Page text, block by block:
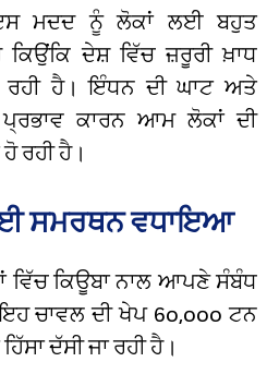
ਮਦਦ ਨੂੰ ਲੋਕਾਂ ਲਈ ਬਹੁਤ
ਦੇਸ਼ ਵਿੱਚ ਜ਼ਰੂਰੀ ਖ਼ਾਧ
ਰਹੀ ਹੈ। ਇੰਧਨ ਦੀ ਘਾਟ ਅਤੇ
ਕਾਰਨ ਆਮ ਲੋਕਾਂ ਦੀ
ਰਹੀ ਹੈ।
ਸਮਰਥਨ ਵਧਾਇਆ
ਵਿੱਚ ਕਿਊਬਾ ਨਾਲ ਆਪਣੇ ਸੰਬੰਧ
ਚਾਵਲ ਦੀ ਖੇਪ 60,000 ਟਨ
ਦੱਸੀ ਜਾ ਰਹੀ ਹੈ।